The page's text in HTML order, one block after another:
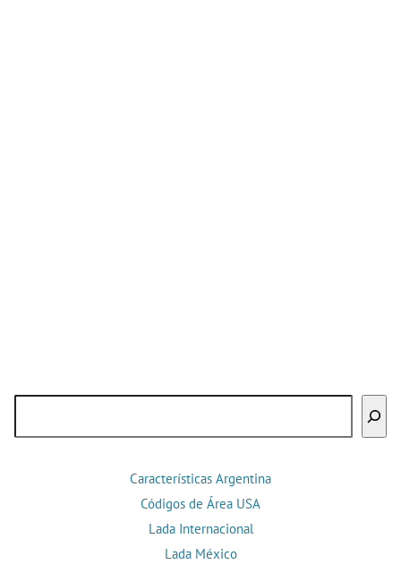
Características Argentina
Códigos de Área USA
Lada Internacional
Lada México